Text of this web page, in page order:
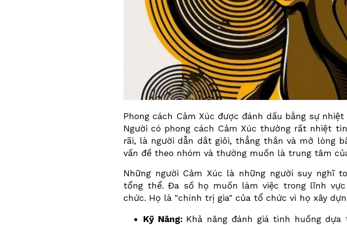
Phong cách Cảm Xúc được đánh dấu bằng sự
Người có phong cách Cảm Xúc thường rất nhiệt
rãi, là người dẫn dắt giỏi, thẳng thắn và mở lòng
vấn đề theo nhóm và thường muốn là trung tâm
Những người Cảm Xúc là những người suy nghĩ
tổng thể. Đa số họ muốn làm việc trong lĩnh
chức. Họ là "chính trị gia" của tổ chức vì họ xây
Kỹ Năng: Khả năng đánh giá tình huống